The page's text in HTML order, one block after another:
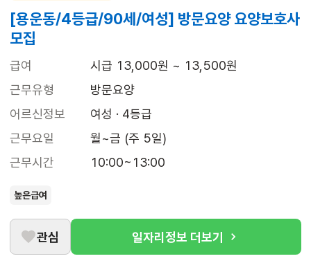
[용운동/4등급/90세/여성] 방문요양 요양보호사
모집
급여
시급 13,000원 ~ 13,500원
근무유형
방문요양
어르신정보
여성 · 4등급
근무요일
월~금 (주 5일)
근무시간
10:00~13:00
높은급여
관심 일자리정보 더보기